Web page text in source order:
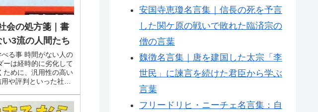
会の処方箋｜書
3流の人間たち
る事 時間がない人の
ーは経時的に劣化して
ために、汎用性の高い
や評判といった社会
安国寺恵瓊名言集｜信長の死を予言
した関ケ原の戦いで敗れた臨済宗の
僧の言葉
魏徴名言集｜唐を建国した太宗「李
世民」に諫言を続けた君臣から学ぶ
言葉
フリードリヒ・ニーチェ名言集：自